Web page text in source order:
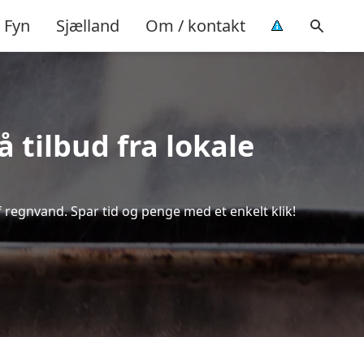
Fyn Sjælland Om / kontakt
tilbud fra lokale
Spar tid og penge med et enkelt klik!